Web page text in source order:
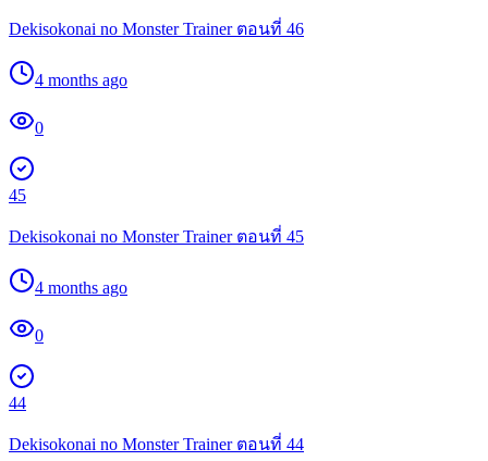
Dekisokonai no Monster Trainer ตอนที่ 46
4 months ago
0
45
Dekisokonai no Monster Trainer ตอนที่ 45
4 months ago
0
44
Dekisokonai no Monster Trainer ตอนที่ 44